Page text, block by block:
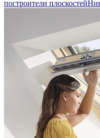
построители плоскостей